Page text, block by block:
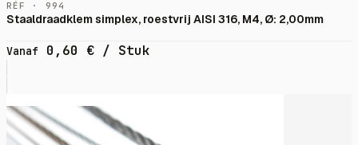
RÉF · 994
Staaldraadklem simplex, roestvrij AISI 316, M4, Ø: 2,00mm
Vanaf 0,60 € / Stuk